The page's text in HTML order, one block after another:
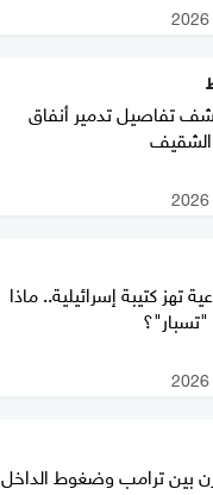
تفاصيل تدمير أنفاق
تهز كتيبة إسرائيلية.. ماذا
بين ترامب وضغوط الداخل